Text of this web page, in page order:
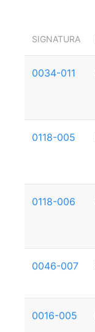
SIGNATURA
0034-011
0118-005
0118-006
0046-007
0016-005